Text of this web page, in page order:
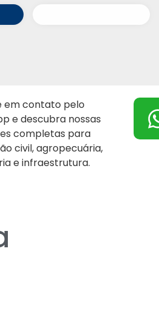
em contato pelo
e descubra nossas
completas para
civil, agropecuária,
e infraestrutura.